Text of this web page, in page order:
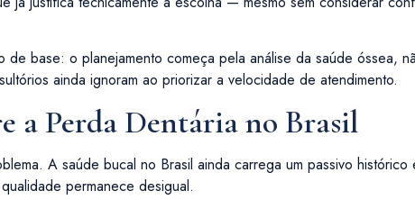
de base: o planejamento começa pela análise da saúde óssea,
ainda ignoram ao priorizar a velocidade de atendimento.
a Perda Dentária no Brasil
A saúde bucal no Brasil ainda carrega um passivo histórico
permanece desigual.